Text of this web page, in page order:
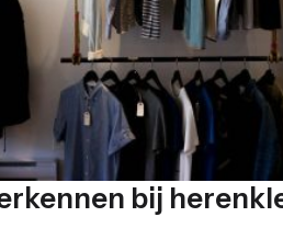
bij